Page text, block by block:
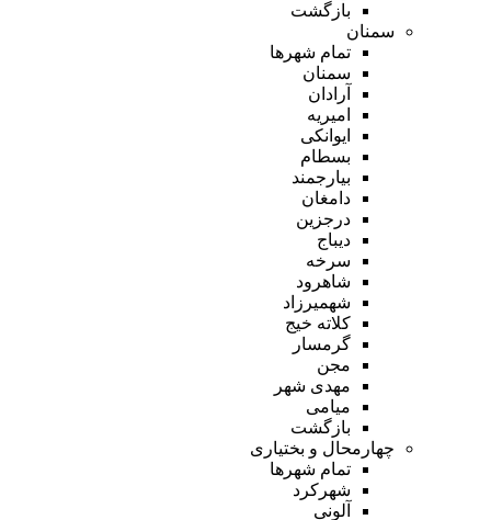
بازگشت
سمنان
تمام شهر‌ها
سمنان
آرادان
امیریه
ایوانکی
بسطام
بیارجمند
دامغان
درجزین
دیباج
سرخه
شاهرود
شهمیرزاد
کلاته خیج
گرمسار
مجن
مهدی شهر
میامی
بازگشت
چهارمحال و بختیاری
تمام شهر‌ها
شهرکرد
آلونی